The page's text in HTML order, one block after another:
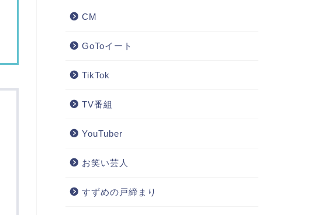
CM
GoToイート
TikTok
TV番組
YouTuber
お笑い芸人
すずめの戸締まり